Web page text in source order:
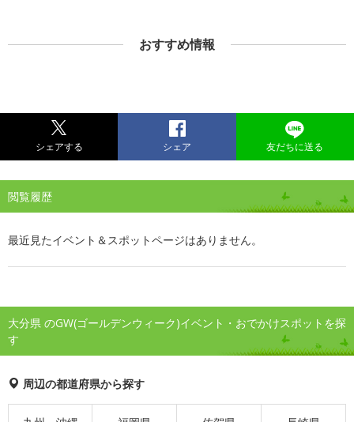
おすすめ情報
シェアする シェア 友だちに送る
閲覧履歴
最近見たイベント＆スポットページはありません。
大分県 のGW(ゴールデンウィーク)イベント・おでかけスポットを探
す
周辺の都道府県から探す